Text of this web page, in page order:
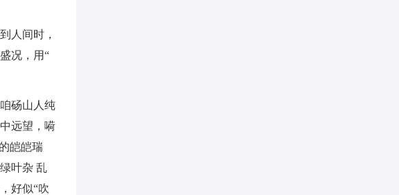
人间时，
况，用“
砀山人纯
远望，嗬
皑皑瑞
叶杂 乱
好似“吹